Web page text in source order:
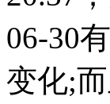
06-30
变化;